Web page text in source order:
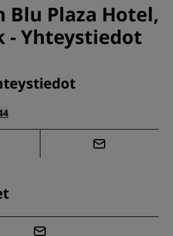
Blu Plaza Hotel,
- Yhteystiedot